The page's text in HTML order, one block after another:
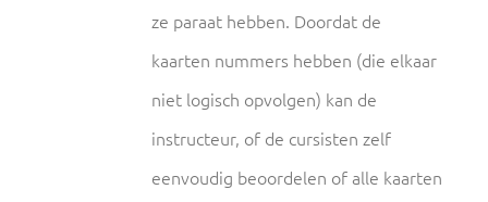
ze paraat hebben. Doordat de
kaarten nummers hebben (die elkaar
niet logisch opvolgen) kan de
instructeur, of de cursisten zelf
eenvoudig beoordelen of alle kaarten